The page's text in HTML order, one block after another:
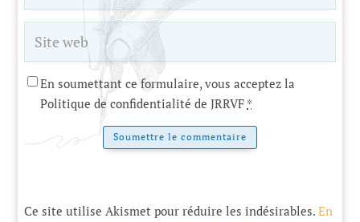
En soumettant ce formulaire, vous acceptez la
Politique de confidentialité de JRRVF *
Soumettre le commentaire
Ce site utilise Akismet pour réduire les indésirables.En